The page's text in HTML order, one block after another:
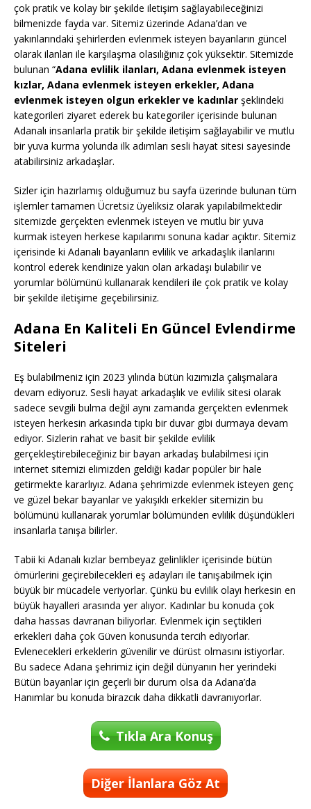
çok pratik ve kolay bir şekilde iletişim sağlayabileceğinizi
bilmenizde fayda var. Sitemiz üzerinde Adana’dan ve
yakınlarındaki şehirlerden evlenmek isteyen bayanların güncel
olarak ilanları ile karşılaşma olasılığınız çok yüksektir. Sitemizde
bulunan “Adana evlilik ilanları, Adana evlenmek isteyen
kızlar, Adana evlenmek isteyen erkekler, Adana
evlenmek isteyen olgun erkekler ve kadınlar şeklindeki
kategorileri ziyaret ederek bu kategoriler içerisinde bulunan
Adanalı insanlarla pratik bir şekilde iletişim sağlayabilir ve mutlu
bir yuva kurma yolunda ilk adımları sesli hayat sitesi sayesinde
atabilirsiniz arkadaşlar.
Sizler için hazırlamış olduğumuz bu sayfa üzerinde bulunan tüm
işlemler tamamen Ücretsiz üyeliksiz olarak yapılabilmektedir
sitemizde gerçekten evlenmek isteyen ve mutlu bir yuva
kurmak isteyen herkese kapılarımı sonuna kadar açıktır. Sitemiz
içerisinde ki Adanalı bayanların evlilik ve arkadaşlık ilanlarını
kontrol ederek kendinize yakın olan arkadaşı bulabilir ve
yorumlar bölümünü kullanarak kendileri ile çok pratik ve kolay
bir şekilde iletişime geçebilirsiniz.
Adana En Kaliteli En Güncel Evlendirme
Siteleri
Eş bulabilmeniz için 2023 yılında bütün kızımızla çalışmalara
devam ediyoruz. Sesli hayat arkadaşlık ve evlilik sitesi olarak
sadece sevgili bulma değil aynı zamanda gerçekten evlenmek
isteyen herkesin arkasında tıpkı bir duvar gibi durmaya devam
ediyor. Sizlerin rahat ve basit bir şekilde evlilik
gerçekleştirebileceğiniz bir bayan arkadaş bulabilmesi için
internet sitemizi elimizden geldiği kadar popüler bir hale
getirmekte kararlıyız. Adana şehrimizde evlenmek isteyen genç
ve güzel bekar bayanlar ve yakışıklı erkekler sitemizin bu
bölümünü kullanarak yorumlar bölümünden evlilik düşündükleri
insanlarla tanışa bilirler.
Tabii ki Adanalı kızlar bembeyaz gelinlikler içerisinde bütün
ömürlerini geçirebilecekleri eş adayları ile tanışabilmek için
büyük bir mücadele veriyorlar. Çünkü bu evlilik olayı herkesin en
büyük hayalleri arasında yer alıyor. Kadınlar bu konuda çok
daha hassas davranan biliyorlar. Evlenmek için seçtikleri
erkekleri daha çok Güven konusunda tercih ediyorlar.
Evlenecekleri erkeklerin güvenilir ve dürüst olmasını istiyorlar.
Bu sadece Adana şehrimiz için değil dünyanın her yerindeki
Bütün bayanlar için geçerli bir durum olsa da Adana’da
Hanımlar bu konuda birazcık daha dikkatli davranıyorlar.
Tıkla Ara Konuş
Diğer İlanlara Göz At